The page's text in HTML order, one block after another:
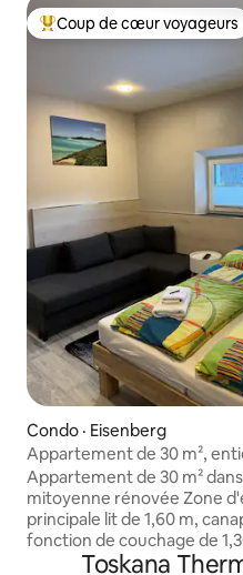
Coup de cœur voyageurs
Coup de cœur voyageurs
Condo · Eisenberg
Appartement de 30 m²,
meublé, Prime Video,
Appartement de 30 m²
mitoyenne rénovée Zone d'entrée Pièce
principale lit de 1,60 m,
fonction de couchage de
large), table à manger
Toskana